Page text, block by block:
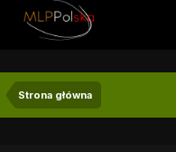
Strona główna